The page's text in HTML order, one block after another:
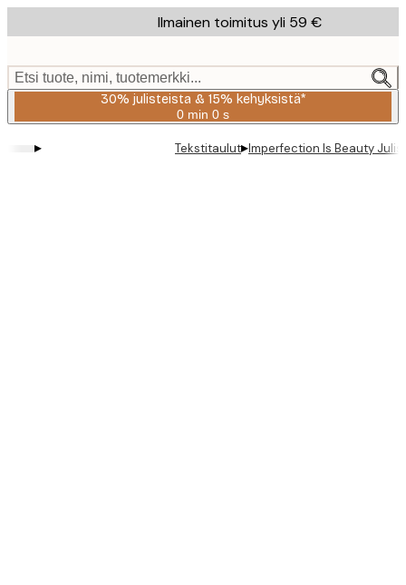
to
content.
Ilmainen toimitus yli 59 €
Etsi tuote, nimi, tuotemerkki...
30% julisteista & 15% kehyksistä*
0 min 0 s
Voimassa
2026-
▸ Tekstitaulut▸Imperfection Is Beauty